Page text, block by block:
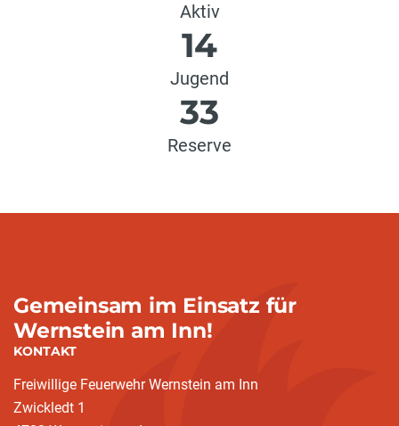
Aktiv
14
Jugend
33
Reserve
Gemeinsam im Einsatz für
Wernstein am Inn!
KONTAKT
Freiwillige Feuerwehr Wernstein am Inn
Zwickledt 1